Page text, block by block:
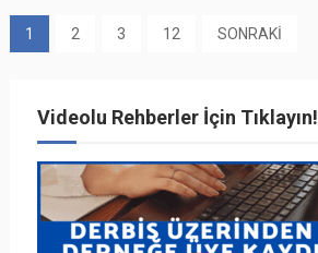
1 2 3 12 SONRAKİ
Videolu Rehberler İçin Tıklayın!